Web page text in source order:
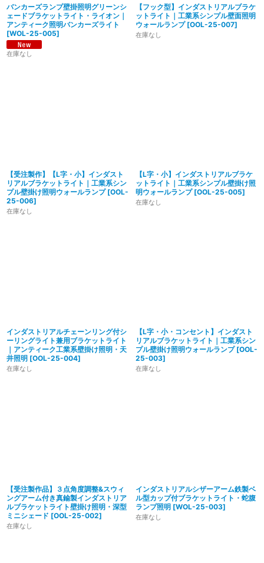
バンカーズランプ壁掛照明グリーンシ
ェードブラケットライト・ライオン｜
アンティーク照明バンカーズライト
[WOL-25-005]
在庫なし
【フック型】インダストリアルブラケ
ットライト｜工業系シンプル壁面照明
ウォールランプ [OOL-25-007]
在庫なし
【受注製作】【L字・小】インダスト
リアルブラケットライト｜工業系シン
プル壁掛け照明ウォールランプ [OOL-
25-006]
在庫なし
【L字・小】インダストリアルブラケ
ットライト｜工業系シンプル壁掛け照
明ウォールランプ [OOL-25-005]
在庫なし
インダストリアルチェーンリング付シ
ーリングライト兼用ブラケットライト
｜アンティーク工業系壁掛け照明・天
井照明 [OOL-25-004]
在庫なし
【L字・小・コンセント】インダスト
リアルブラケットライト｜工業系シン
プル壁掛け照明ウォールランプ [OOL-
25-003]
在庫なし
【受注製作品】３点角度調整&スウィ
ングアーム付き真鍮製インダストリア
ルブラケットライト壁掛け照明・深型
ミニシェード [OOL-25-002]
在庫なし
インダストリアルシザーアーム鉄製ベ
ル型カップ付ブラケットライト・蛇腹
ランプ照明 [WOL-25-003]
在庫なし